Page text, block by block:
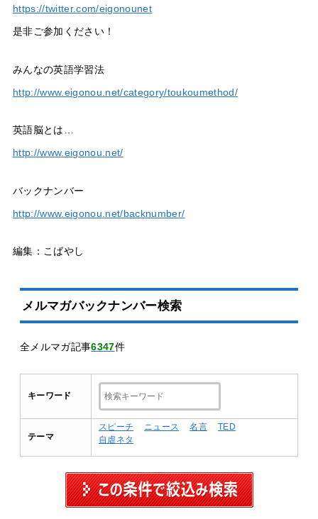
https://twitter.com/eigonounet
是非ご参加ください！
みんなの英語学習法
http://www.eigonou.net/category/toukoumethod/
英語脳とは…
http://www.eigonou.net/
バックナンバー
http://www.eigonou.net/backnumber/
編集：こばやし
メルマガバックナンバー検索
全メルマガ記事6347件
キーワード
テーマ
スピーチ ニュース 名言
TED
自虐ネタ